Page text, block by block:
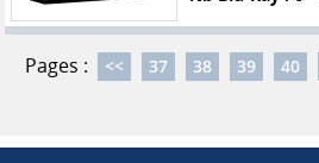
Pages : << 37 38 39 40